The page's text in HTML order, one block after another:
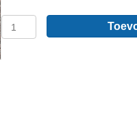
Berlingo
-